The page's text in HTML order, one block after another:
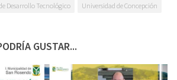
Desarrollo Tecnológico Universidad de Concepción
GUSTAR...